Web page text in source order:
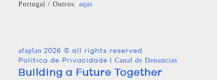
Portugal / Outros: aqui
afaplan 2026 © all rights reserved
Política de Privacidade | Canal de Denuncias
Building a Future Together